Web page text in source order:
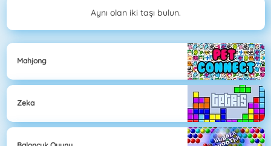
Aynı olan iki taşı bulun.
Mahjong
Zeka